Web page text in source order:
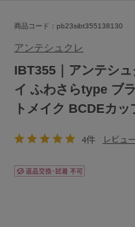
商品コード：pb23sibt355138130
アンテシュクレ
IBT355｜アンテシ
イ ふわさらtype ブ
トメイク BCDEカ
4件 レビュ